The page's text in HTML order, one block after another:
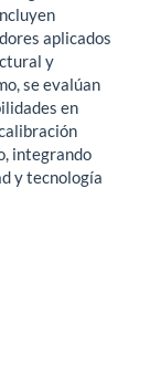
aplicados
y
se evalúan
en
integrando
y tecnología